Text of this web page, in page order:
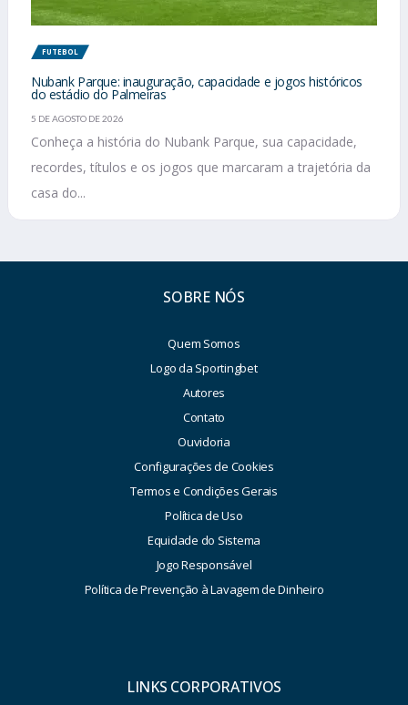
FUTEBOL
Nubank Parque: inauguração, capacidade e jogos históricos
do estádio do Palmeiras
5 DE AGOSTO DE 2026
Conheça a história do Nubank Parque, sua capacidade,
recordes, títulos e os jogos que marcaram a trajetória da
casa do...
SOBRE NÓS
Quem Somos
Logo da Sportingbet
Autores
Contato
Ouvidoria
Configurações de Cookies
Termos e Condições Gerais
Política de Uso
Equidade do Sistema
Jogo Responsável
Política de Prevenção à Lavagem de Dinheiro
LINKS CORPORATIVOS